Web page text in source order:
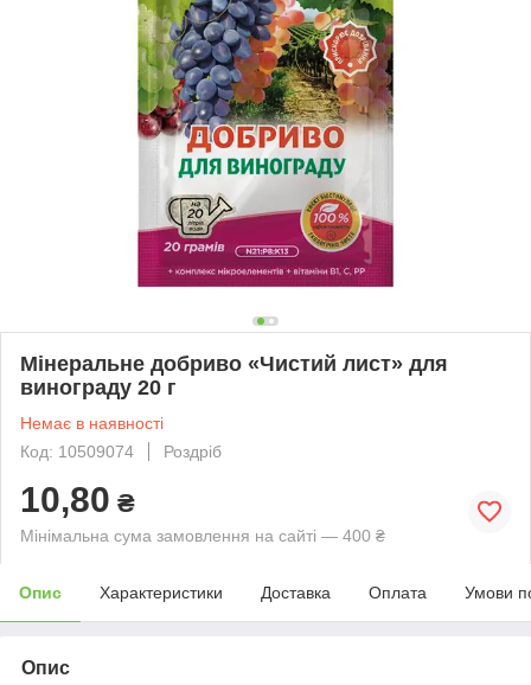
Мінеральне добриво «Чистий лист» для
винограду 20 г
Немає в наявності
Код: 10509074
Роздріб
10,80 ₴
Мінімальна сума замовлення на сайті — 400 ₴
Опис Характеристики Доставка Оплата Умови
Опис